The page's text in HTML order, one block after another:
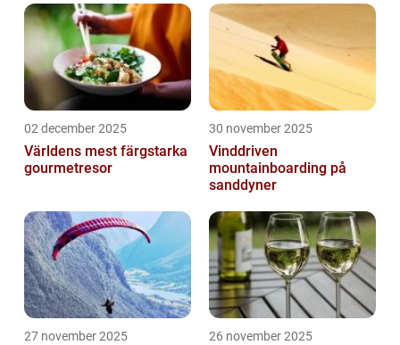
02 december 2025
Världens mest färgstarka
gourmetresor
30 november 2025
Vinddriven
mountainboarding på
sanddyner
27 november 2025 26 november 2025